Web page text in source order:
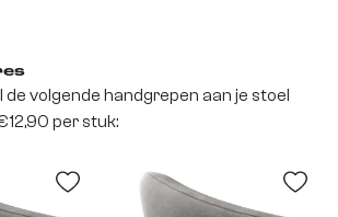
volgende handgrepen aan je stoel
per stuk: